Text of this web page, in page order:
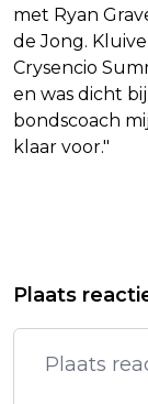
met Ryan
de Jong.
Crysencio
en was dicht
bondscoach
klaar voor."
SARAH
DOOD
Plaats